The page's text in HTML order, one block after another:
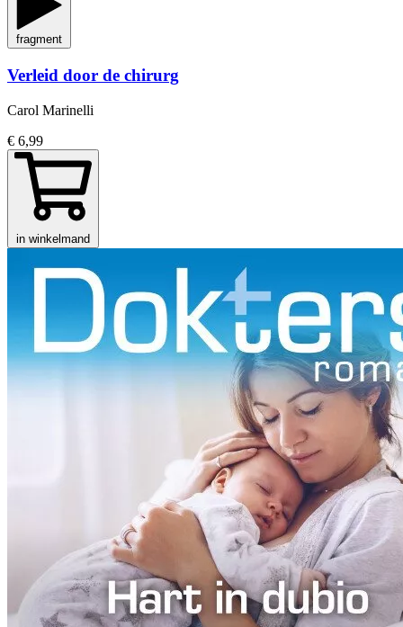
fragment
Verleid door de chirurg
Carol Marinelli
€ 6,99
in winkelmand